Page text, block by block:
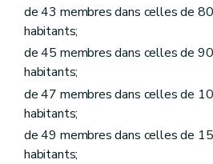
Art. L1232-12
Art. L1232-15
Sous-section 2
Art. L1232-17
Art. L1232-19
de 43 membres dans celles de
habitants;
de 45 membres dans celles de
habitants;
de 47 membres dans celles de
habitants;
de 49 membres dans celles de
habitants;